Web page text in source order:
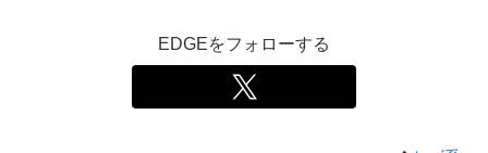
EDGEをフォローする